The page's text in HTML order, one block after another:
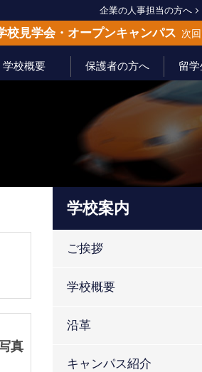
企業の人事担当の方へ
校見学会 オープンキャンパス 次
学校概要 保護者の方へ 留
真
学校案内
ご挨拶
学校概要
沿革
キャンパス紹介